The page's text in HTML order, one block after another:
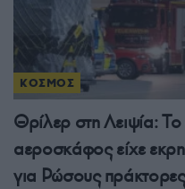
ΚΟΣΜΟΣ
Θρίλερ στη Λειψία:
αεροσκάφος είχε
για Ρώσους πράκτορες